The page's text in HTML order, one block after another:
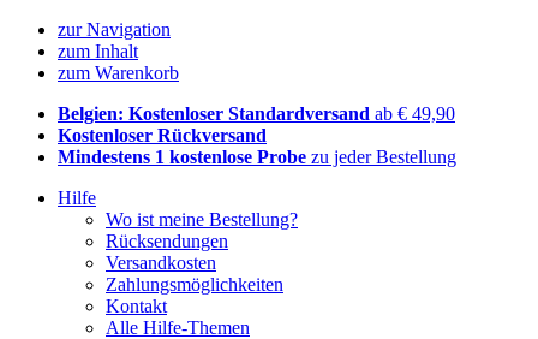
zur Navigation
zum Inhalt
zum Warenkorb
Belgien: Kostenloser Standardversand ab € 49,90
Kostenloser Rückversand
Mindestens 1 kostenlose Probe zu jeder Bestellung
Hilfe
Wo ist meine Bestellung?
Rücksendungen
Versandkosten
Zahlungsmöglichkeiten
Kontakt
Alle Hilfe-Themen